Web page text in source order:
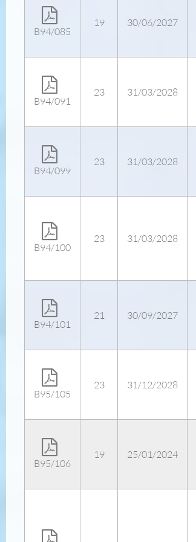
B94/085
19 30/06/2027
B94/091
23 31/03/2028
B94/099
23 31/03/2028
B94/100
23 31/03/2028
B94/101
21 30/09/2027
B95/105
23 31/12/2028
B95/106
19 25/01/2024